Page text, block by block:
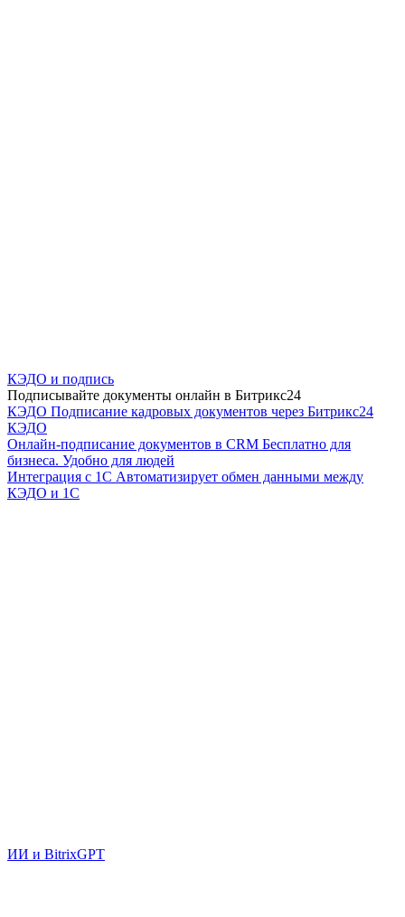
КЭДО и подпись
Подписывайте документы онлайн в Битрикс24
КЭДО Подписание кадровых документов через Битрикс24
КЭДО
Онлайн-подписание документов в CRM Бесплатно для
бизнеса. Удобно для людей
Интеграция с 1С Автоматизирует обмен данными между
КЭДО и 1С
ИИ и BitrixGPT